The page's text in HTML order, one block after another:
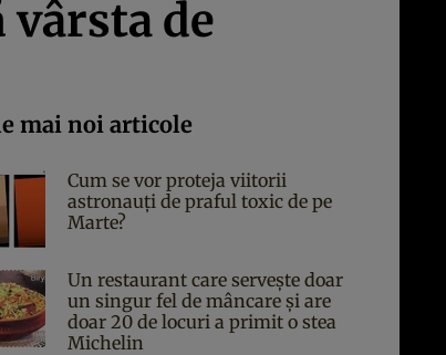
vârsta de
mai noi articole
Cum se vor proteja viitorii
astronauți de praful toxic de pe
Marte?
Un restaurant care servește doar
un singur fel de mâncare și are
doar 20 de locuri a primit o stea
Michelin